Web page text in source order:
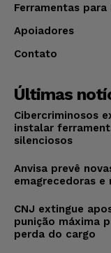
Ferramentas para
Apoiadores
Contato
Últimas
Cibercriminosos
instalar
silenciosos
Anvisa prevê
emagrecedoras
CNJ extingue
punição máxima
perda do cargo